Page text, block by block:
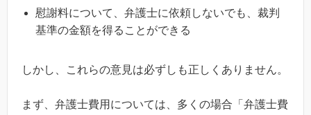
慰謝料について、弁護士に依頼しないでも、裁判
基準の金額を得ることができる
しかし、これらの意見は必ずしも正しくありません。
まず、弁護士費用については、多くの場合「弁護士費